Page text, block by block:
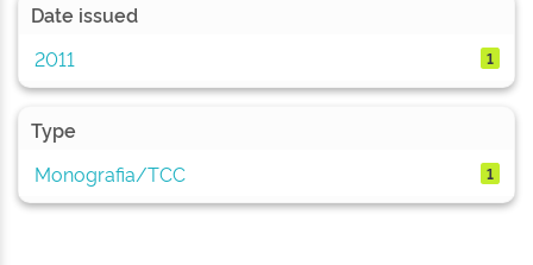
Date issued
2011
1
Type
Monografia/TCC
1